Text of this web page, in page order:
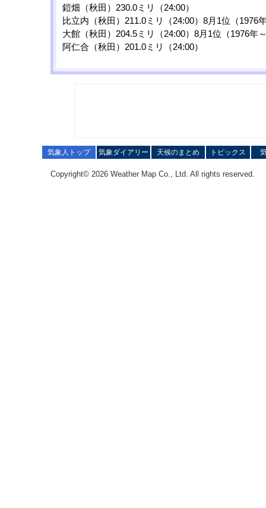
鎧畑（秋田）230.0ミリ（24:00）
比立内（秋田）211.0ミリ（24:00）8月1位（1976
大館（秋田）204.5ミリ（24:00）8月1位（1976年
阿仁合（秋田）201.0ミリ（24:00）
気象人トップ 気象ダイアリー 天候のまとめ トピックス
Copyright© 2026 Weather Map Co., Ltd. All rights reserved.